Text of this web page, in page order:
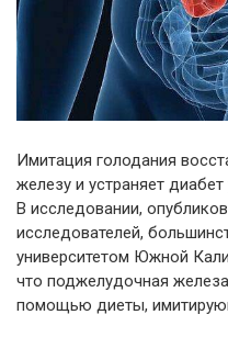
Имитация голодания
железу и устраняет
В исследовании,
исследователей,
университетом Южной
что поджелудочная
помощью диеты,